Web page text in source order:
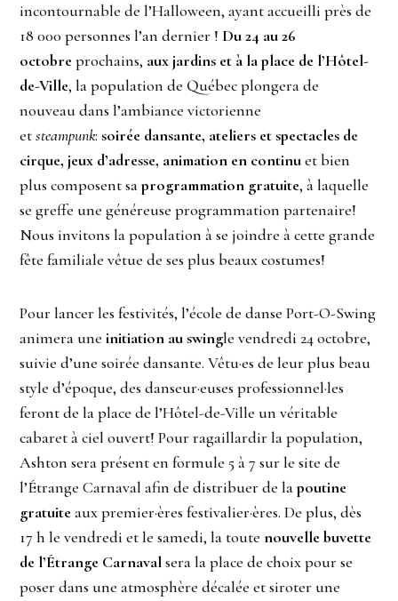
incontournable de l’Halloween, ayant accueilli près de
18 000 personnes l’an dernier ! Du 24 au 26
octobreprochains, aux jardins et à la place de l’Hôtel-
de-Ville, la population de Québec plongera de
nouveau dans l’ambiance victorienne
etsteampunk:soirée dansante, ateliers et spectacles de
cirque, jeux d’adresse, animation en continuet bien
plus composent saprogrammation gratuite, à laquelle
se greffe une généreuse programmation partenaire!
Nous invitons la population à se joindre à cette grande
fête familiale vêtue de ses plus beaux costumes!
Pour lancer les festivités, l’école de danse Port-O-Swing
animera uneinitiation au swingle vendredi 24 octobre,
suivie d’une soirée dansante. Vêtu·es de leur plus beau
style d’époque, des danseur·euses professionnel·les
feront de la place de l’Hôtel-de-Ville un véritable
cabaret à ciel ouvert! Pour ragaillardir la population,
Ashton sera présent en formule 5 à 7 sur le site de
l’Étrange Carnaval afin de distribuer de lapoutine
gratuiteaux premier·ères festivalier·ères. De plus, dès
17 h le vendredi et le samedi, la toutenouvelle buvette
de l’Étrange Carnavalsera la place de choix pour se
poser dans une atmosphère décalée et siroter une